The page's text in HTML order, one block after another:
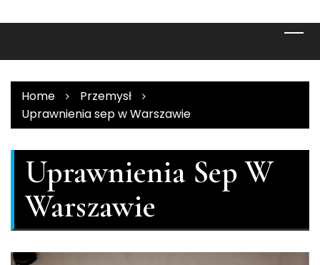
Home
Przemysł
Uprawnienia sep w Warszawie
Uprawnienia Sep W
Warszawie